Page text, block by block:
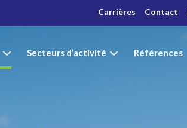
Carrières Contact
Secteurs d’activité Références